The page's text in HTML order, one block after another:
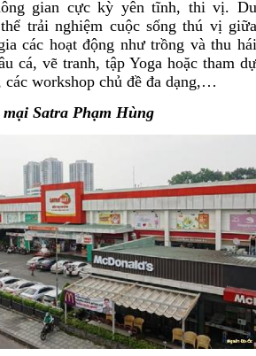
gian cực kỳ yên tĩnh, thi vị.
trải nghiệm cuộc sống thú vị
các hoạt động như trồng và thu
cá, vẽ tranh, tập Yoga hoặc tham
các workshop chủ đề đa dạng,…
Satra Phạm Hùng